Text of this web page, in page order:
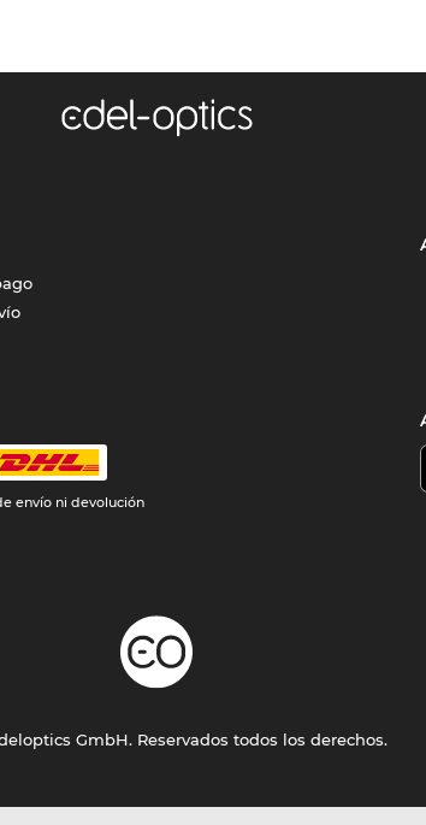
envío ni devolución
GmbH. Reservados todos los derechos.